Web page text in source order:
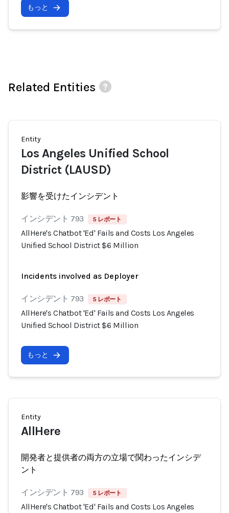
もっと
Related Entities
Entity
Los Angeles Unified School
District (LAUSD)
影響を受けたインシデント
インシデント 793 5 レポート
AllHere's Chatbot 'Ed' Fails and Costs Los Angeles
Unified School District $6 Million
Incidents involved as Deployer
インシデント 793 5 レポート
AllHere's Chatbot 'Ed' Fails and Costs Los Angeles
Unified School District $6 Million
もっと
Entity
AllHere
開発者と提供者の両方の立場で関わったインシデ
ント
インシデント 793 5 レポート
AllHere's Chatbot 'Ed' Fails and Costs Los Angeles